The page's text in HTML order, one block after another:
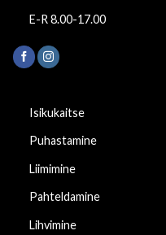
E-R 8.00-17.00
Isikukaitse
Puhastamine
Liimimine
Pahteldamine
Lihvimine